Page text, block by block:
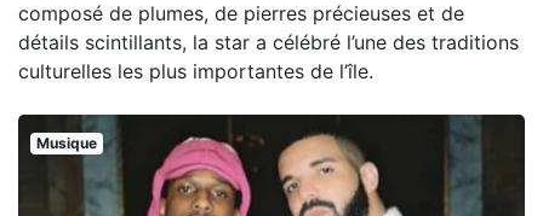
composé de plumes, de pierres précieuses et de
détails scintillants, la star a célébré l’une des traditions
culturelles les plus importantes de l’île.
Musique